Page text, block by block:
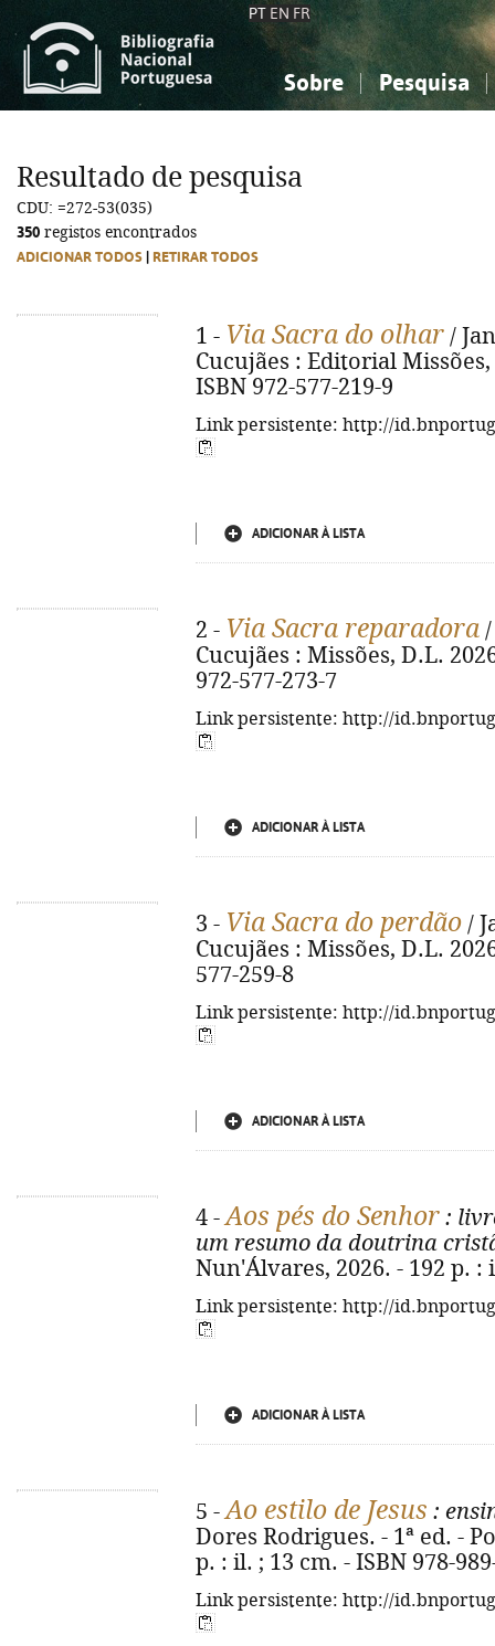
PT EN FR
Sobre Pesquisa
Ciências sociais...
Ciências sociais...
Resultado de pesquisa
CDU: =272-53(035)
350 registos encontrados
ADICIONAR TODOS RETIRAR TODOS
1 - Via Sacra do olhar /
Cucujães : Editorial
ISBN 972-577-219-9
Link persistente: http://
ADICIONAR À LISTA
2 - Via Sacra reparadora
Cucujães : Missões, D.L.
972-577-273-7
Link persistente: http://
ADICIONAR À LISTA
3 - Via Sacra do perdão /
Cucujães : Missões, D.L.
577-259-8
Link persistente: http://
ADICIONAR À LISTA
4 -Aos pés do Senhor :
um resumo da doutrina
Nun'Álvares, 2026. - 192 p. :
Link persistente: http://
ADICIONAR À LISTA
5 -Ao estilo de Jesus :
Dores Rodrigues. - 1ª ed. -
p. : il. ; 13 cm. - ISBN 978-
Link persistente: http://